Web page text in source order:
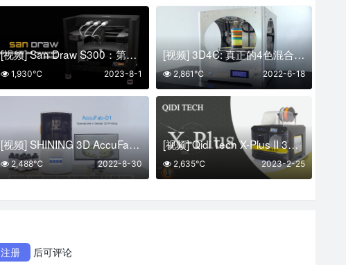
[视频] San Draw S300：第一台能搭配水溶性支撐材料的FAM硅胶3D打印机
2023-8-1
1,930℃
[视频] 3D4C: 真正的4色混合3D打印机(CMYK )
2022-6-18
2,861℃
[视频] SHINING 3D AccuFab-D1 牙科 DLP 3D打印机
2022-8-30
2,488℃
[视频] Qidi Tech X-Plus II 3D打印机：两套全新升级的第三代挤出机总成
2023-2-25
2,635℃
注册 后可评论